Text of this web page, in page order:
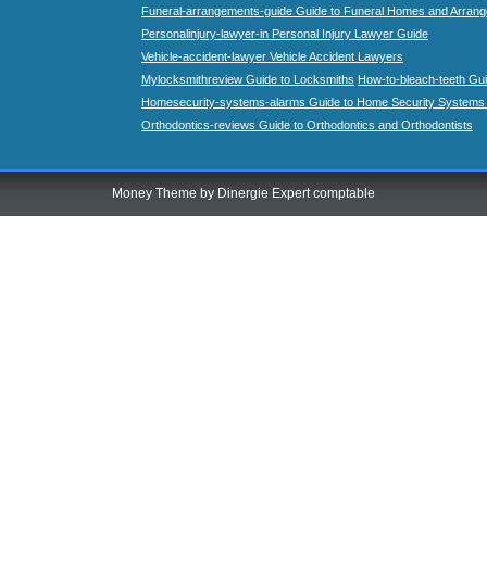
Funeral-arrangements-guide Guide to Funeral Homes and
Personalinjury-lawyer-in Personal Injury Lawyer Guide
Vehicle-accident-lawyer Vehicle Accident Lawyers
Mylocksmithreview Guide to Locksmiths How-to-bleach-teeth
Homesecurity-systems-alarms Guide to Home Security Systems
Orthodontics-reviews Guide to Orthodontics and Orthodontists
Money Theme by Dinergie Expert comptable